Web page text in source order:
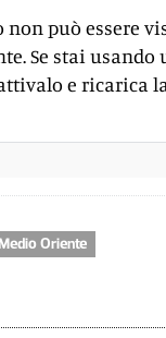
può essere
Se stai usando
e ricarica
Oriente